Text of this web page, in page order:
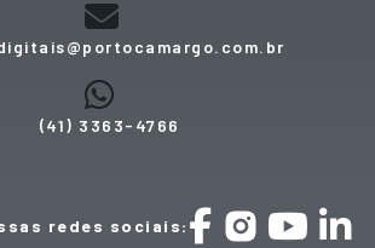
(41) 3363-4766
redes sociais: